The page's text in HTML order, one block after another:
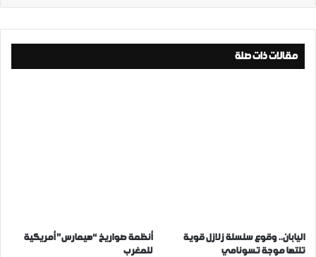
مقالات ذات صلة
اليابان.. وقوع سلسلة زلازل قوية
تلتها موجة تسونامي
أنظمة صواريخ “هيمارس” أمريكية
للمغرب